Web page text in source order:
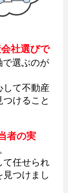
社選びで
で選ぶのが
して不動産
けること
者の実
て任せられ
つけまし